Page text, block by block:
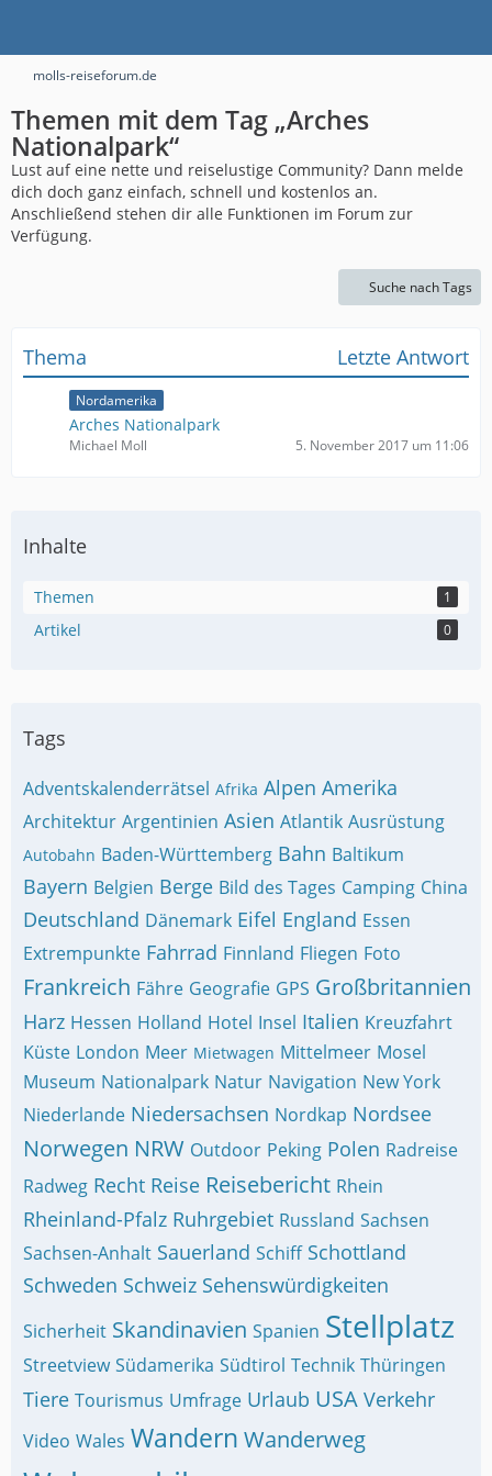
molls-reiseforum.de
Themen mit dem Tag „Arches
Nationalpark“
Lust auf eine nette und reiselustige Community? Dann melde
dich doch ganz einfach, schnell und kostenlos an.
Anschließend stehen dir alle Funktionen im Forum zur
Verfügung.
Suche nach Tags
Thema Letzte Antwort
Nordamerika
Arches Nationalpark
Michael Moll 5. November 2017 um 11:06
Inhalte
Themen 1
Artikel 0
Tags
Adventskalenderrätsel Afrika Alpen Amerika
Architektur Argentinien Asien Atlantik Ausrüstung
Autobahn Baden-Württemberg Bahn Baltikum
Bayern Belgien Berge Bild des Tages Camping China
Deutschland Dänemark Eifel England Essen
Extrempunkte Fahrrad Finnland Fliegen Foto
Frankreich Fähre Geografie GPS Großbritannien
Harz Hessen Holland Hotel Insel Italien Kreuzfahrt
Küste London Meer Mietwagen Mittelmeer Mosel
Museum Nationalpark Natur Navigation New York
Niederlande Niedersachsen Nordkap Nordsee
Norwegen NRW Outdoor Peking Polen Radreise
Radweg Recht Reise Reisebericht Rhein
Rheinland-Pfalz Ruhrgebiet Russland Sachsen
Sachsen-Anhalt Sauerland Schiff Schottland
Schweden Schweiz Sehenswürdigkeiten
Sicherheit Skandinavien Spanien Stellplatz
Streetview Südamerika Südtirol Technik Thüringen
Tiere Tourismus Umfrage Urlaub USA Verkehr
Video Wales Wandern Wanderweg